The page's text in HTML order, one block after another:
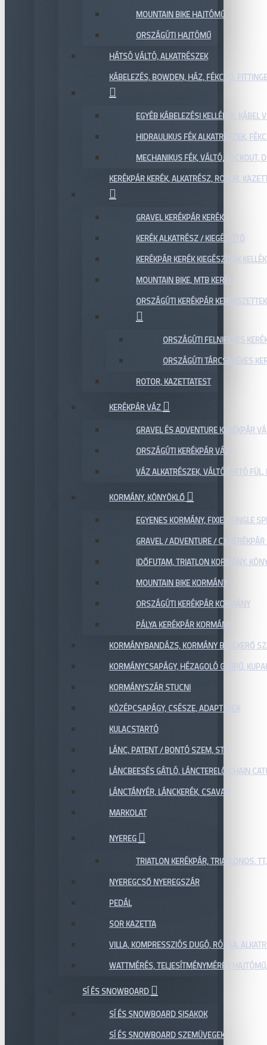
MOUNTAIN BIKE HAJTÓMŰ
ORSZÁGÚTI HAJTÓMŰ
HÁTSÓ VÁLTÓ, ALKATRÉSZEK
KÁBELEZÉS, BOWDEN, HÁZ, FÉKCSŐ,
EGYÉB KÁBELEZÉSI KELLÉKEK,
HIDRAULIKUS FÉK ALKATRÉSZEK,
MECHANIKUS FÉK, VÁLTÓ, LOCKOUT,
KERÉKPÁR KERÉK, ALKATRÉSZ, ROTOR,
GRAVEL KERÉKPÁR KERÉK
KERÉK ALKATRÉSZ / KIEGÉSZÍTŐ
KERÉKPÁR KERÉK KIEGÉSZÍTŐK
MOUNTAIN BIKE, MTB KERÉK
ORSZÁGÚTI KERÉKPÁR KERÉKSZETTEK
ORSZÁGÚTI FELNIFÉKES
ORSZÁGÚTI TÁRCSAFÉKES
ROTOR, KAZETTATEST
KERÉKPÁR VÁZ
GRAVEL ÉS ADVENTURE KERÉKPÁR
ORSZÁGÚTI KERÉKPÁR VÁZ
VÁZ ALKATRÉSZEK, VÁLTÓTARTÓ FÜL,
KORMÁNY, KÖNYÖKLŐ
EGYENES KORMÁNY, FIXIE / SINGLE
GRAVEL / ADVENTURE / CX
IDŐFUTAM, TRIATLON KORMÁNY,
MOUNTAIN BIKE KORMÁNY
ORSZÁGÚTI KERÉKPÁR KORMÁNY
PÁLYA KERÉKPÁR KORMÁNY
KORMÁNYBANDÁZS, KORMÁNY BETEKERŐ
KORMÁNYCSAPÁGY, HÉZAGOLÓ GYŰRŰ,
KORMÁNYSZÁR STUCNI
KÖZÉPCSAPÁGY, CSÉSZE, ADAPTEREK
KULACSTARTÓ
LÁNC, PATENT / BONTÓ SZEM, STB.
LÁNCBEESÉS GÁTLÓ, LÁNCTERELŐ CHAIN
LÁNCTÁNYÉR, LÁNCKERÉK, CSAVAR
MARKOLAT
NYEREG
TRIATLON KERÉKPÁR, TRIATLONOS,
NYEREGCSŐ NYEREGSZÁR
PEDÁL
SOR KAZETTA
VILLA, KOMPRESSZIÓS DUGÓ, RÓZSA,
WATTMÉRÉS, TELJESÍTMÉNYMÉRÉS
SÍ ÉS SNOWBOARD
SÍ ÉS SNOWBOARD SISAKOK
SÍ ÉS SNOWBOARD SZEMÜVEGEK